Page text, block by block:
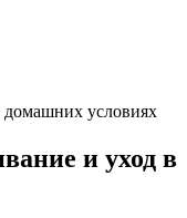
условиях
и уход в